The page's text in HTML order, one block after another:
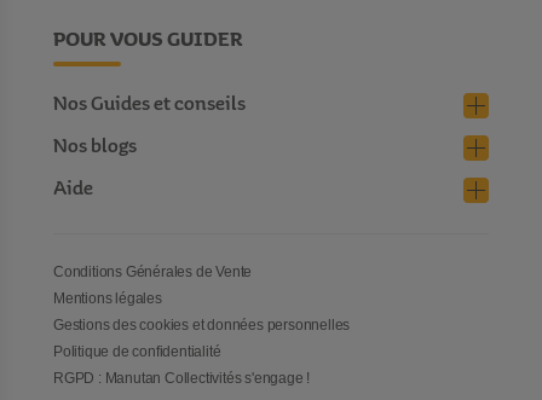
POUR VOUS GUIDER
Nos Guides et conseils
Nos blogs
Aide
Conditions Générales de Vente
Mentions légales
Gestions des cookies et données personnelles
Politique de confidentialité
RGPD : Manutan Collectivités s'engage !